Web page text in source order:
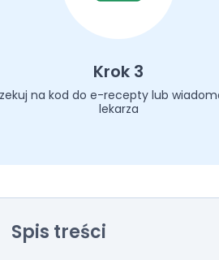
Krok 3
na kod do e-recepty lub
lekarza
Spis treści